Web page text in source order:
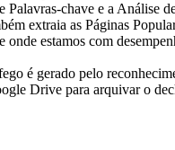
chave e a Análise
extraia as Páginas
estamos com
é gerado pelo
Drive para arquivar o